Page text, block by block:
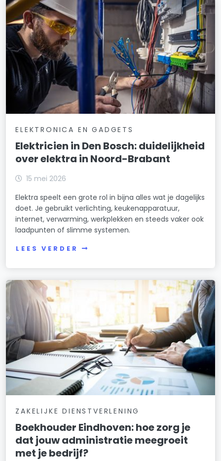
ELEKTRONICA EN GADGETS
Elektricien in Den Bosch: duidelijkheid
over elektra in Noord-Brabant
15 mei 2026
Elektra speelt een grote rol in bijna alles wat je dagelijks
doet. Je gebruikt verlichting, keukenapparatuur,
internet, verwarming, werkplekken en steeds vaker ook
laadpunten of slimme systemen.
LEES VERDER
ZAKELIJKE DIENSTVERLENING
Boekhouder Eindhoven: hoe zorg je
dat jouw administratie meegroeit
met je bedrijf?